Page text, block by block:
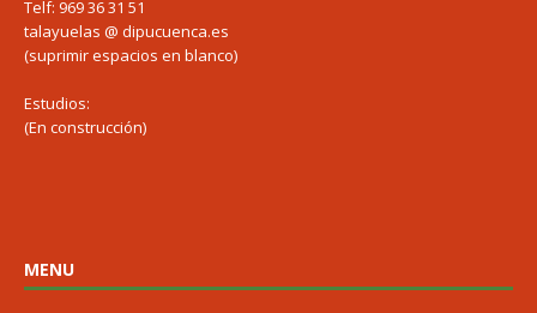
Telf: 969 36 31 51
talayuelas @ dipucuenca.es
(suprimir espacios en blanco)
Estudios:
(En construcción)
MENU